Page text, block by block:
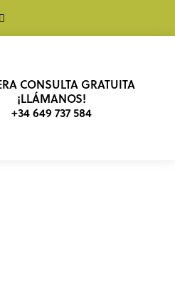
CONSULTA GRATUITA
¡LLÁMANOS!
+34 649 737 584